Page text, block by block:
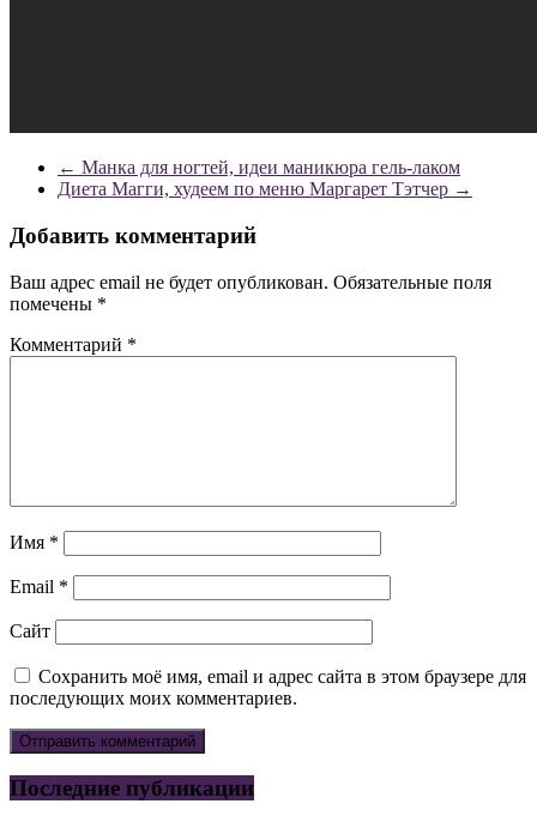
← Манка для ногтей, идеи маникюра гель-лаком
Диета Магги, худеем по меню Маргарет Тэтчер →
Добавить комментарий
Ваш адрес email не будет опубликован. Обязательные поля
помечены *
Комментарий *
Имя *
Email *
Сайт
Сохранить моё имя, email и адрес сайта в этом браузере для
последующих моих комментариев.
Последние публикации